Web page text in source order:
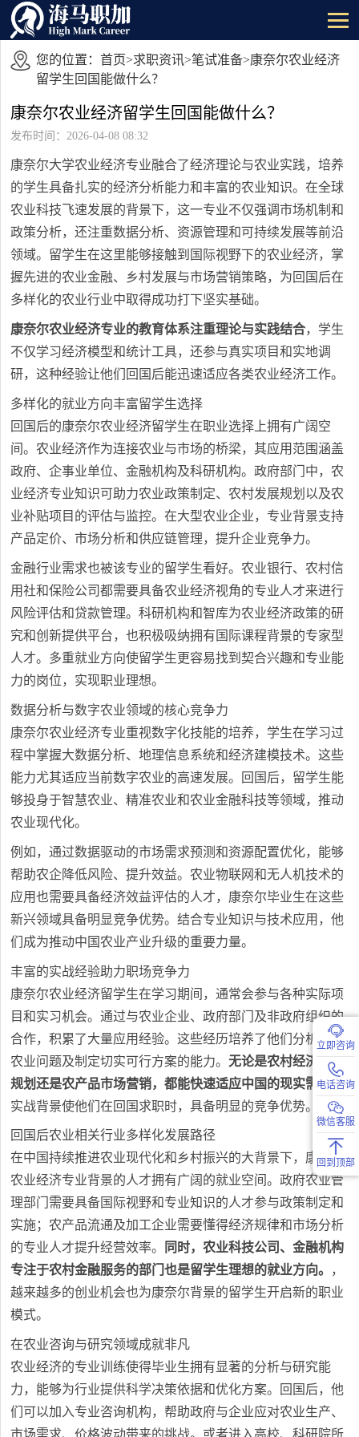
您的位置： 首页>求职资讯>笔试准备>康奈尔农业经济
留学生回国能做什么？
康奈尔农业经济留学生回国能做什么？
发布时间：2026-04-08 08:32
康奈尔大学农业经济专业融合了经济理论与农业实践，培养
的学生具备扎实的经济分析能力和丰富的农业知识。在全球
农业科技飞速发展的背景下，这一专业不仅强调市场机制和
政策分析，还注重数据分析、资源管理和可持续发展等前沿
领域。留学生在这里能够接触到国际视野下的农业经济，掌
握先进的农业金融、乡村发展与市场营销策略，为回国后在
多样化的农业行业中取得成功打下坚实基础。
康奈尔农业经济专业的教育体系注重理论与实践结合，学生
不仅学习经济模型和统计工具，还参与真实项目和实地调
研，这种经验让他们回国后能迅速适应各类农业经济工作。
多样化的就业方向丰富留学生选择
回国后的康奈尔农业经济留学生在职业选择上拥有广阔空
间。农业经济作为连接农业与市场的桥梁，其应用范围涵盖
政府、企事业单位、金融机构及科研机构。政府部门中，农
业经济专业知识可助力农业政策制定、农村发展规划以及农
业补贴项目的评估与监控。在大型农业企业，专业背景支持
产品定价、市场分析和供应链管理，提升企业竞争力。
金融行业需求也被该专业的留学生看好。农业银行、农村信
用社和保险公司都需要具备农业经济视角的专业人才来进行
风险评估和贷款管理。科研机构和智库为农业经济政策的研
究和创新提供平台，也积极吸纳拥有国际课程背景的专家型
人才。多重就业方向使留学生更容易找到契合兴趣和专业能
力的岗位，实现职业理想。
数据分析与数字农业领域的核心竞争力
康奈尔农业经济专业重视数字化技能的培养，学生在学习过
程中掌握大数据分析、地理信息系统和经济建模技术。这些
能力尤其适应当前数字农业的高速发展。回国后，留学生能
够投身于智慧农业、精准农业和农业金融科技等领域，推动
农业现代化。
例如，通过数据驱动的市场需求预测和资源配置优化，能够
帮助农企降低风险、提升效益。农业物联网和无人机技术的
应用也需要具备经济效益评估的人才，康奈尔毕业生在这些
新兴领域具备明显竞争优势。结合专业知识与技术应用，他
们成为推动中国农业产业升级的重要力量。
丰富的实战经验助力职场竞争力
康奈尔农业经济留学生在学习期间，通常会参与各种实际项
目和实习机会。通过与农业企业、政府部门及非政府组织的
合作，积累了大量应用经验。这些经历培养了他们分析复杂
农业问题及制定切实可行方案的能力。无论是农村经济发展
规划还是农产品市场营销，都能快速适应中国的现实需求。
实战背景使他们在回国求职时，具备明显的竞争优势。
回国后农业相关行业多样化发展路径
在中国持续推进农业现代化和乡村振兴的大背景下，康奈尔
农业经济专业背景的人才拥有广阔的就业空间。政府农业管
理部门需要具备国际视野和专业知识的人才参与政策制定和
实施；农产品流通及加工企业需要懂得经济规律和市场分析
的专业人才提升经营效率。
同时，农业科技公司、金融机构
专注于农村金融服务的部门也是留学生理想的就业方向。 ，
越来越多的创业机会也为康奈尔背景的留学生开启新的职业
模式。
在农业咨询与研究领域成就非凡
农业经济的专业训练使得毕业生拥有显著的分析与研究能
力，能够为行业提供科学决策依据和优化方案。回国后，他
们可以加入专业咨询机构，帮助政府与企业应对农业生产、
立即咨询
电话咨询
微信客服
回到顶部